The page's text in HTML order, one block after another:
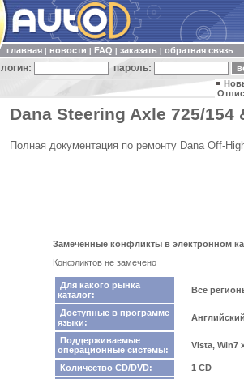
главная новости FAQ заказать обратная связь
логин: пароль:
Dana Steering Axle 725/154
Полная документация по ремонту Dana Off-
Замеченные конфликты в электронном
Конфликтов не замечено
Для какого рынка
каталог:
Все
Доступные в программе
языки:
Поддерживаемые
операционные системы:
Vista, Win7
Количество CD/DVD:
1 CD